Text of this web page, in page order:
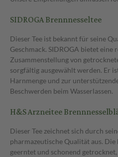
SIDROGA Brennnesseltee
Dieser Tee ist bekannt für seine
Geschmack. SIDROGA bietet
Zusammenstellung von
sorgfältig ausgewählt werden. Er
Harnmenge und zur
Beschwerden beim Wasserlassen.
H&S Arzneitee
Dieser Tee zeichnet sich durch
pharmazeutische Qualität aus.
geerntet und schonend